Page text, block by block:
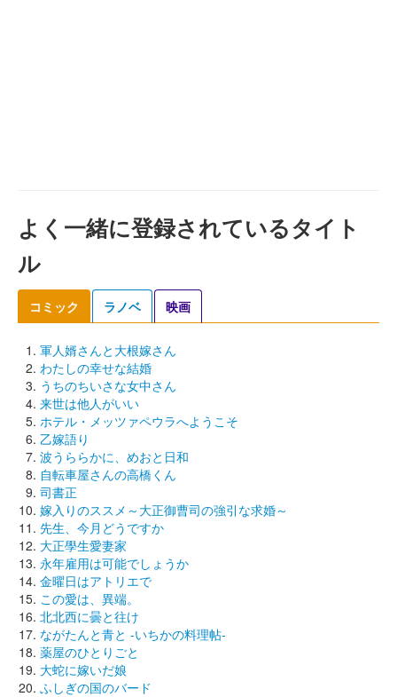
よく一緒に登録されているタイト
ル
コミック ラノベ 映画
軍人婿さんと大根嫁さん
わたしの幸せな結婚
うちのちいさな女中さん
来世は他人がいい
ホテル・メッツァペウラへようこそ
乙嫁語り
波うららかに、めおと日和
自転車屋さんの高橋くん
司書正
嫁入りのススメ～大正御曹司の強引な求婚～
先生、今月どうですか
大正學生愛妻家
永年雇用は可能でしょうか
金曜日はアトリエで
この愛は、異端。
北北西に曇と往け
ながたんと青と -いちかの料理帖-
薬屋のひとりごと
大蛇に嫁いだ娘
ふしぎの国のバード